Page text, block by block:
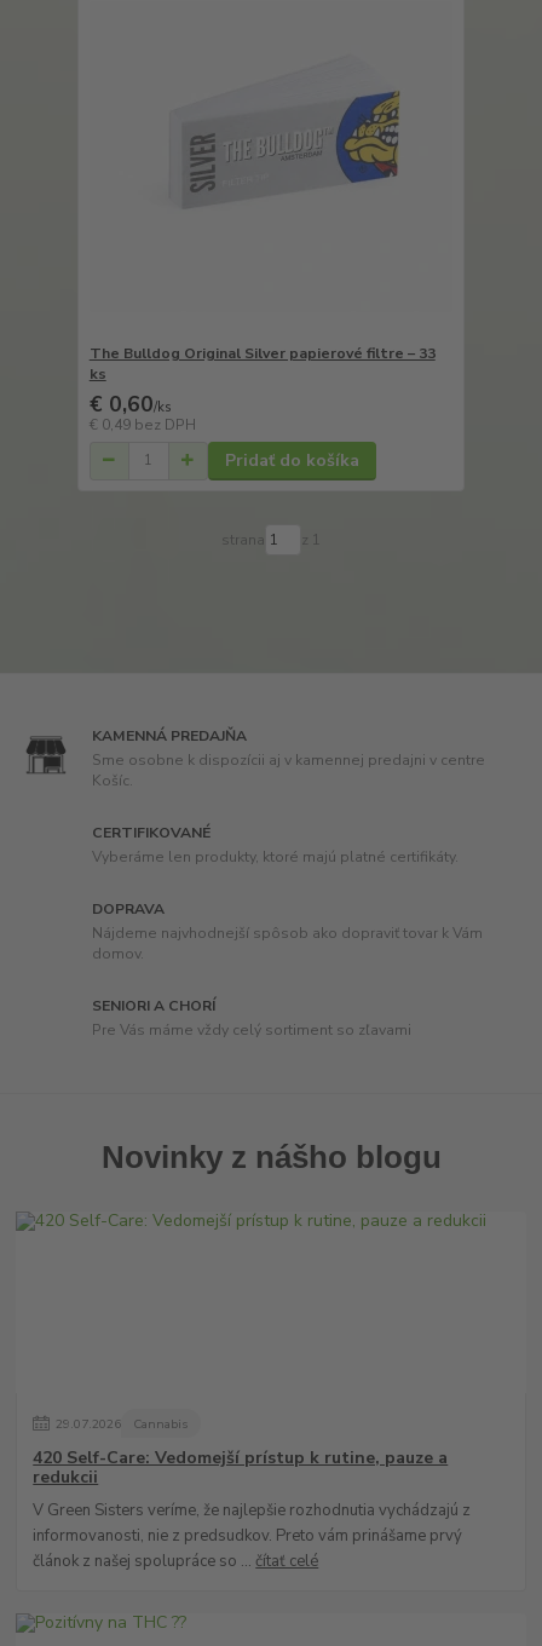
The Bulldog Original Silver papierové filtre – 33
ks
€ 0,60/ks
€ 0,49 bez DPH
Pridať do košíka
strana z 1
KAMENNÁ PREDAJŇA
Sme osobne k dispozícii aj v kamennej predajni v centre
Košíc.
CERTIFIKOVANÉ
Vyberáme len produkty, ktoré majú platné certifikáty.
DOPRAVA
Nájdeme najvhodnejší spôsob ako dopraviť tovar k Vám
domov.
SENIORI A CHORÍ
Pre Vás máme vždy celý sortiment so zľavami
Novinky z nášho blogu
29.07.2026 Cannabis
420 Self-Care: Vedomejší prístup k rutine, pauze a
redukcii
V Green Sisters veríme, že najlepšie rozhodnutia vychádzajú z
informovanosti, nie z predsudkov. Preto vám prinášame prvý
článok z našej spolupráce so ... čítať celé